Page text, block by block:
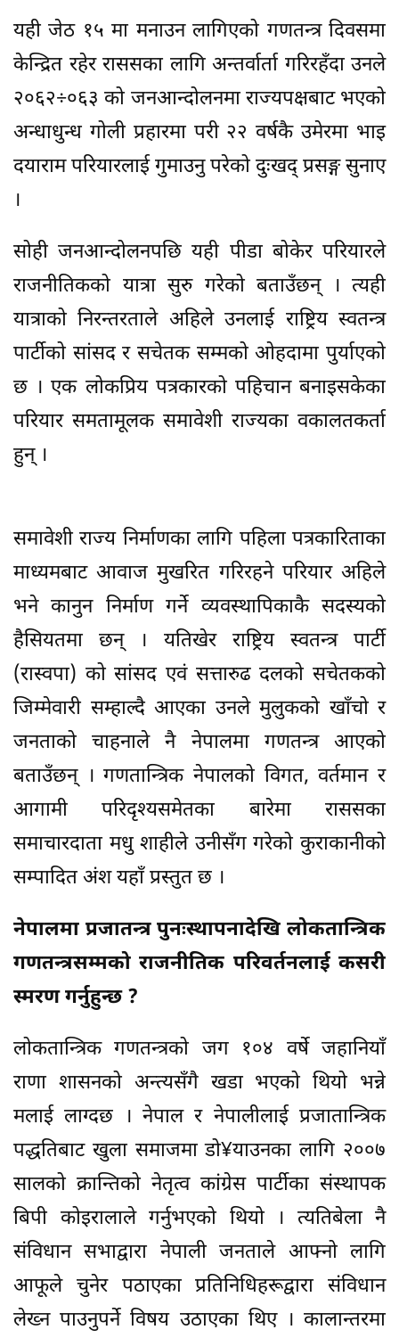
यही जेठ १५ मा मनाउन लागिएको गणतन्त्र दिवसमा
केन्द्रित रहेर राससका लागि अन्तर्वार्ता गरिरहँदा उनले
२०६२÷०६३ को जनआन्दोलनमा राज्यपक्षबाट भएको
अन्धाधुन्ध गोली प्रहारमा परी २२ वर्षकै उमेरमा भाइ
दयाराम परियारलाई गुमाउनु परेको दुःखद् प्रसङ्ग सुनाए
।
सोही जनआन्दोलनपछि यही पीडा बोकेर परियारले
राजनीतिकको यात्रा सुरु गरेको बताउँछन् । त्यही
यात्राको निरन्तरताले अहिले उनलाई राष्ट्रिय स्वतन्त्र
पार्टीको सांसद र सचेतक सम्मको ओहदामा पुर्याएको
छ । एक लोकप्रिय पत्रकारको पहिचान बनाइसकेका
परियार समतामूलक समावेशी राज्यका वकालतकर्ता
हुन् ।
समावेशी राज्य निर्माणका लागि पहिला पत्रकारिताका
माध्यमबाट आवाज मुखरित गरिरहने परियार अहिले
भने कानुन निर्माण गर्ने व्यवस्थापिकाकै सदस्यको
हैसियतमा छन् । यतिखेर राष्ट्रिय स्वतन्त्र पार्टी
(रास्वपा) को सांसद एवं सत्तारुढ दलको सचेतकको
जिम्मेवारी सम्हाल्दै आएका उनले मुलुकको खाँचो र
जनताको चाहनाले नै नेपालमा गणतन्त्र आएको
बताउँछन् । गणतान्त्रिक नेपालको विगत, वर्तमान र
आगामी परिदृश्यसमेतका बारेमा राससका
समाचारदाता मधु शाहीले उनीसँग गरेको कुराकानीको
सम्पादित अंश यहाँ प्रस्तुत छ ।
नेपालमा प्रजातन्त्र पुनःस्थापनादेखि लोकतान्त्रिक
गणतन्त्रसम्मको राजनीतिक परिवर्तनलाई कसरी
स्मरण गर्नुहुन्छ ?
लोकतान्त्रिक गणतन्त्रको जग १०४ वर्षे जहानियाँ
राणा शासनको अन्त्यसँगै खडा भएको थियो भन्ने
मलाई लाग्दछ । नेपाल र नेपालीलाई प्रजातान्त्रिक
पद्धतिबाट खुला समाजमा डो¥याउनका लागि २००७
सालको क्रान्तिको नेतृत्व कांग्रेस पार्टीका संस्थापक
बिपी कोइरालाले गर्नुभएको थियो । त्यतिबेला नै
संविधान सभाद्वारा नेपाली जनताले आफ्नो लागि
आफूले चुनेर पठाएका प्रतिनिधिहरूद्वारा संविधान
लेख्न पाउनुपर्ने विषय उठाएका थिए । कालान्तरमा